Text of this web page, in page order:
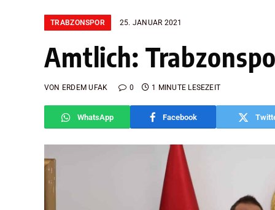
TRABZONSPOR 25. JANUAR 2021
Amtlich:
VON ERDEM UFAK 0 1 MINUTE LESEZEIT
WhatsApp Facebook